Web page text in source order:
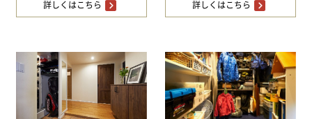
詳しくはこちら 詳しくはこちら